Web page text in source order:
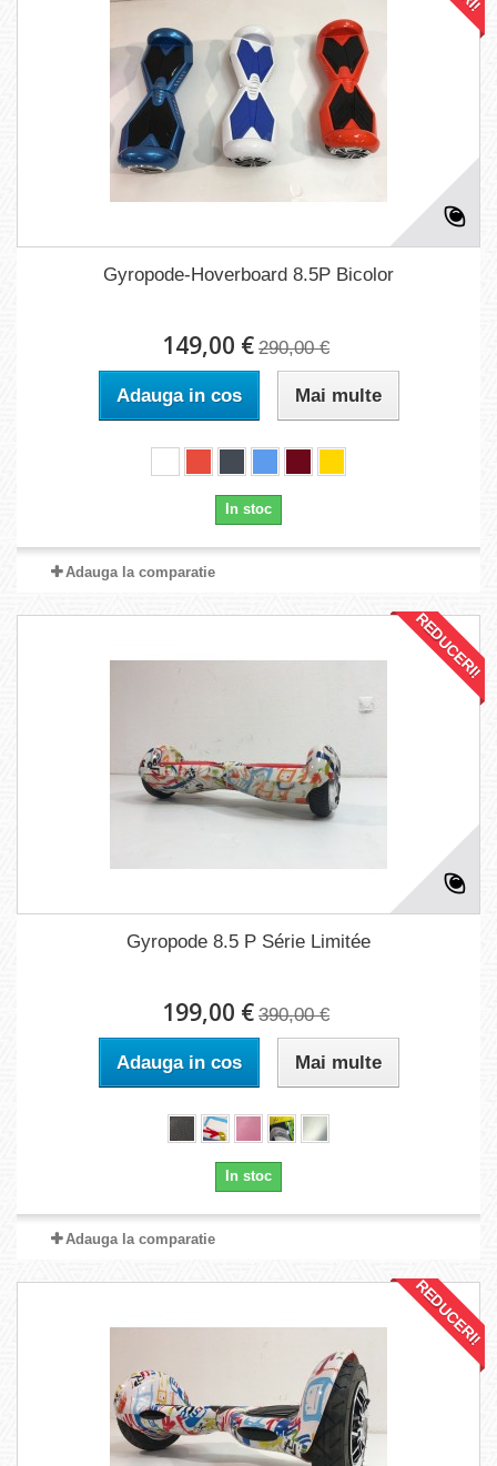
Gyropode-Hoverboard 8.5P Bicolor
149,00 € 290,00 €
Adauga in cos Mai multe
In stoc
Adauga la comparatie
REDUCERI!
Gyropode 8.5 P Série Limitée
199,00 € 390,00 €
Adauga in cos Mai multe
In stoc
Adauga la comparatie
REDUCERI!